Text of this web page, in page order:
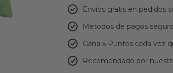
Envíos gratis en pedidos
Métodos de pagos
Gana 5 Puntos cada vez
Recomendado por